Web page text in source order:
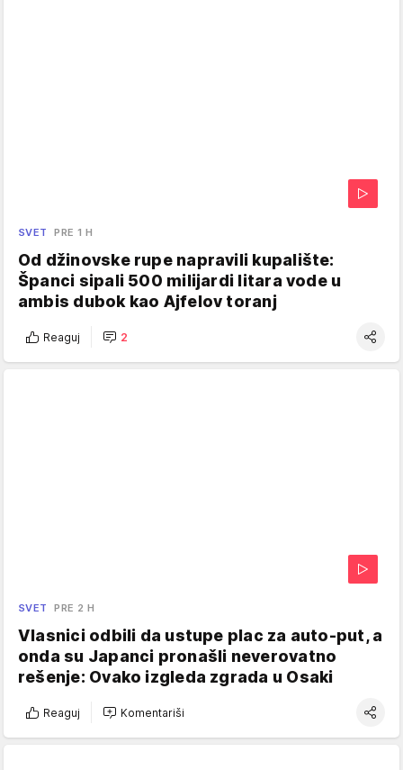
SVET PRE 1 H
Od džinovske rupe napravili kupalište:
Španci sipali 500 milijardi litara vode u
ambis dubok kao Ajfelov toranj
Reaguj 2
SVET PRE 2 H
Vlasnici odbili da ustupe plac za auto-put, a
onda su Japanci pronašli neverovatno
rešenje: Ovako izgleda zgrada u Osaki
Reaguj Komentariši